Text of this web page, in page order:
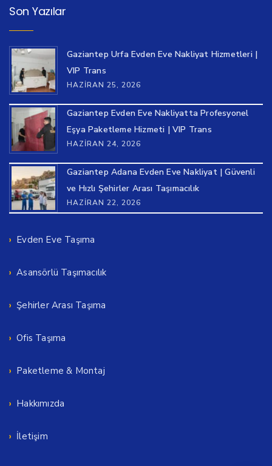
Son Yazılar
Gaziantep Urfa Evden Eve Nakliyat Hizmetleri |
VIP Trans
HAZIRAN 25, 2026
Gaziantep Evden Eve Nakliyatta Profesyonel
Eşya Paketleme Hizmeti | VIP Trans
HAZIRAN 24, 2026
Gaziantep Adana Evden Eve Nakliyat | Güvenli
ve Hızlı Şehirler Arası Taşımacılık
HAZIRAN 22, 2026
Evden Eve Taşıma
Asansörlü Taşımacılık
Şehirler Arası Taşıma
Ofis Taşıma
Paketleme & Montaj
Hakkımızda
İletişim